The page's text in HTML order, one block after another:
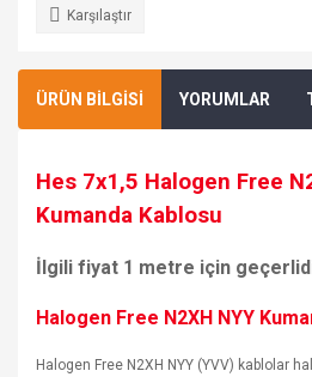
Karşılaştır
ÜRÜN BİLGİSİ YORUMLAR
Hes 7x1,5 Halogen Free
Kumanda Kablosu
İlgili fiyat 1 metre için
Halogen Free N2XH NYY
Halogen Free N2XH NYY (YVV) kablolar